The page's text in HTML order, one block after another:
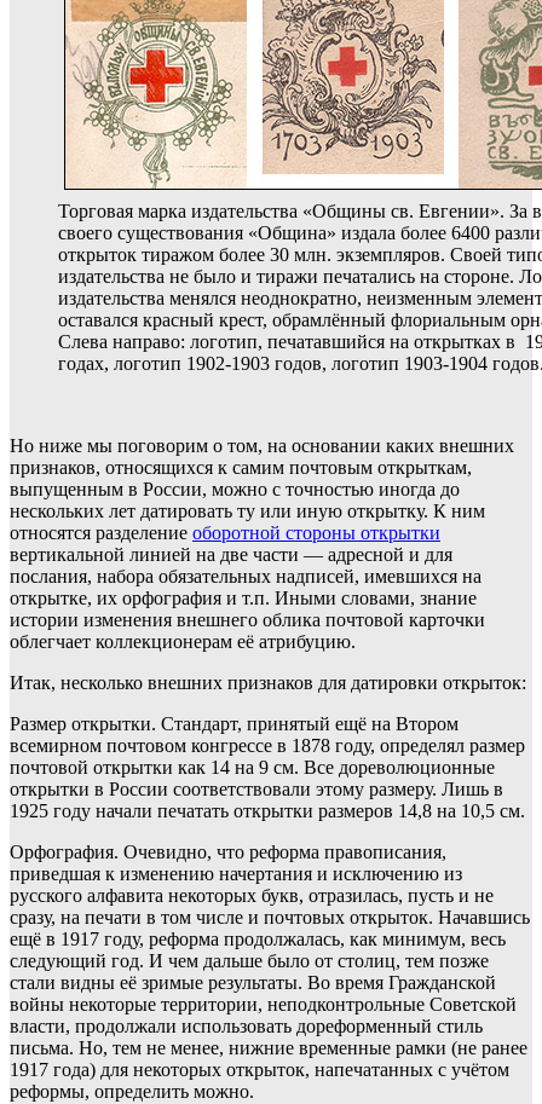
Торговая марка издательства «Общины св. Евгении». За
своего существования «Община» издала более 6400
открыток тиражом более 30 млн. экземпляров. Своей
издательства не было и тиражи печатались на стороне.
издательства менялся неоднократно, неизменным
оставался красный крест, обрамлённый флориальным
Слева направо: логотип, печатавшийся на открытках в
годах, логотип 1902-1903 годов, логотип 1903-1904
Но ниже мы поговорим о том, на основании каких внешних
признаков, относящихся к самим почтовым открыткам,
выпущенным в России, можно с точностью иногда до
нескольких лет датировать ту или иную открытку. К ним
относятся разделение оборотной стороны открытки
вертикальной линией на две части — адресной и для
послания, набора обязательных надписей, имевшихся на
открытке, их орфография и т.п. Иными словами, знание
истории изменения внешнего облика почтовой карточки
облегчает коллекционерам её атрибуцию.
Итак, несколько внешних признаков для датировки открыток:
Размер открытки. Стандарт, принятый ещё на Втором
всемирном почтовом конгрессе в 1878 году, определял размер
почтовой открытки как 14 на 9 см. Все дореволюционные
открытки в России соответствовали этому размеру. Лишь в
1925 году начали печатать открытки размеров 14,8 на 10,5 см.
Орфография. Очевидно, что реформа правописания,
приведшая к изменению начертания и исключению из
русского алфавита некоторых букв, отразилась, пусть и не
сразу, на печати в том числе и почтовых открыток. Начавшись
ещё в 1917 году, реформа продолжалась, как минимум, весь
следующий год. И чем дальше было от столиц, тем позже
стали видны её зримые результаты. Во время Гражданской
войны некоторые территории, неподконтрольные Советской
власти, продолжали использовать дореформенный стиль
письма. Но, тем не менее, нижние временные рамки (не ранее
1917 года) для некоторых открыток, напечатанных с учётом
реформы, определить можно.